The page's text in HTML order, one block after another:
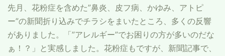
先月、花粉症を含めた”鼻炎、皮フ病、かゆみ、アトピ
ー”の新聞折り込みでチラシをまいたところ、多くの反響
がありました。「”アレルギー”でお困りの方が多いのだな
ぁ！？」と実感しました。花粉症もですが、新聞記事で、